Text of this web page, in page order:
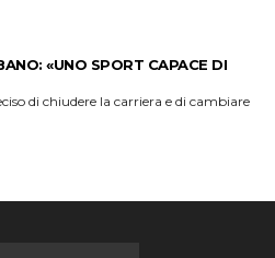
«UNO SPORT CAPACE DI
di chiudere la carriera e di cambiare